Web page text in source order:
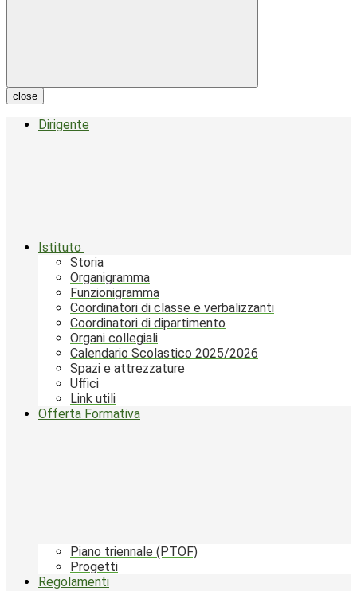
close
Dirigente
Istituto
Storia
Organigramma
Funzionigramma
Coordinatori di classe e verbalizzanti
Coordinatori di dipartimento
Organi collegiali
Calendario Scolastico 2025/2026
Spazi e attrezzature
Uffici
Link utili
Offerta Formativa
Piano triennale (PTOF)
Progetti
Regolamenti